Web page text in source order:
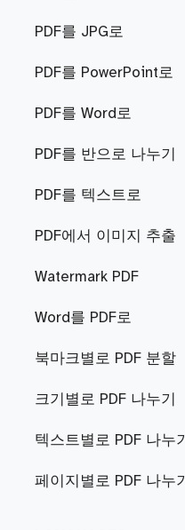
PDF를 JPG로
PDF를 PowerPoint로
PDF를 Word로
PDF를 반으로 나누기
PDF를 텍스트로
PDF에서 이미지 추출
Watermark PDF
Word를 PDF로
북마크별로 PDF 분할
크기별로 PDF 나누기
텍스트별로 PDF 나누기
페이지별로 PDF 나누기